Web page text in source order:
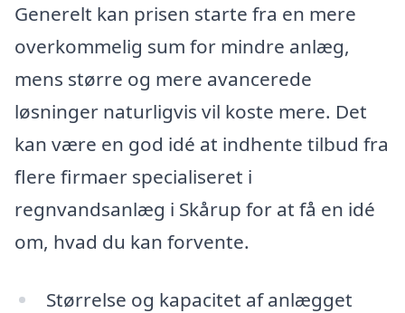
Generelt kan prisen starte fra en mere
overkommelig sum for mindre anlæg,
mens større og mere avancerede
løsninger naturligvis vil koste mere. Det
kan være en god idé at indhente tilbud fra
flere firmaer specialiseret i
regnvandsanlæg i Skårup for at få en idé
om, hvad du kan forvente.
Størrelse og kapacitet af anlægget